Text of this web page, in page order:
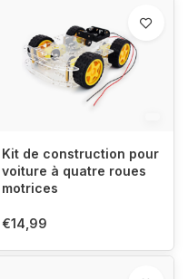
Kit de construction pour
voiture à quatre roues
motrices
€14,99